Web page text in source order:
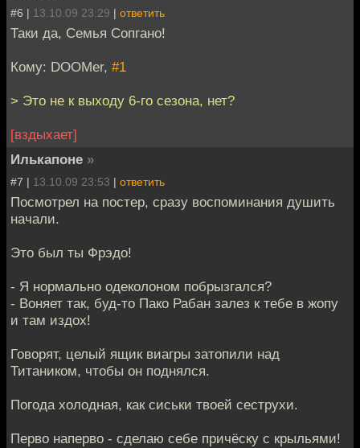
#6 | 13.10.09 23:29 | ответить
Таки да, Семья Сопгано!
Кому: DOOMer, #1
> Это не к выходу 6-го сезона, нет?
[вздыхает]
Илькапоне »
#7 | 13.10.09 23:53 | ответить
Посмотрел на постер, сразу воспоминания душить
начали.
Это был ты Фрэдо!
- Я нормально одеколоном побрызгался?
- Воняет так, буд-то Пако Рабан залез к тебе в жопу
и там издох!
Говорят, целый ящик виагры затопили над
Титаником, чтобы он поднялся.
Погода холодная, как сиськи твоей сеструхи.
Перво наперво - сделаю себе причёску с крыльями!